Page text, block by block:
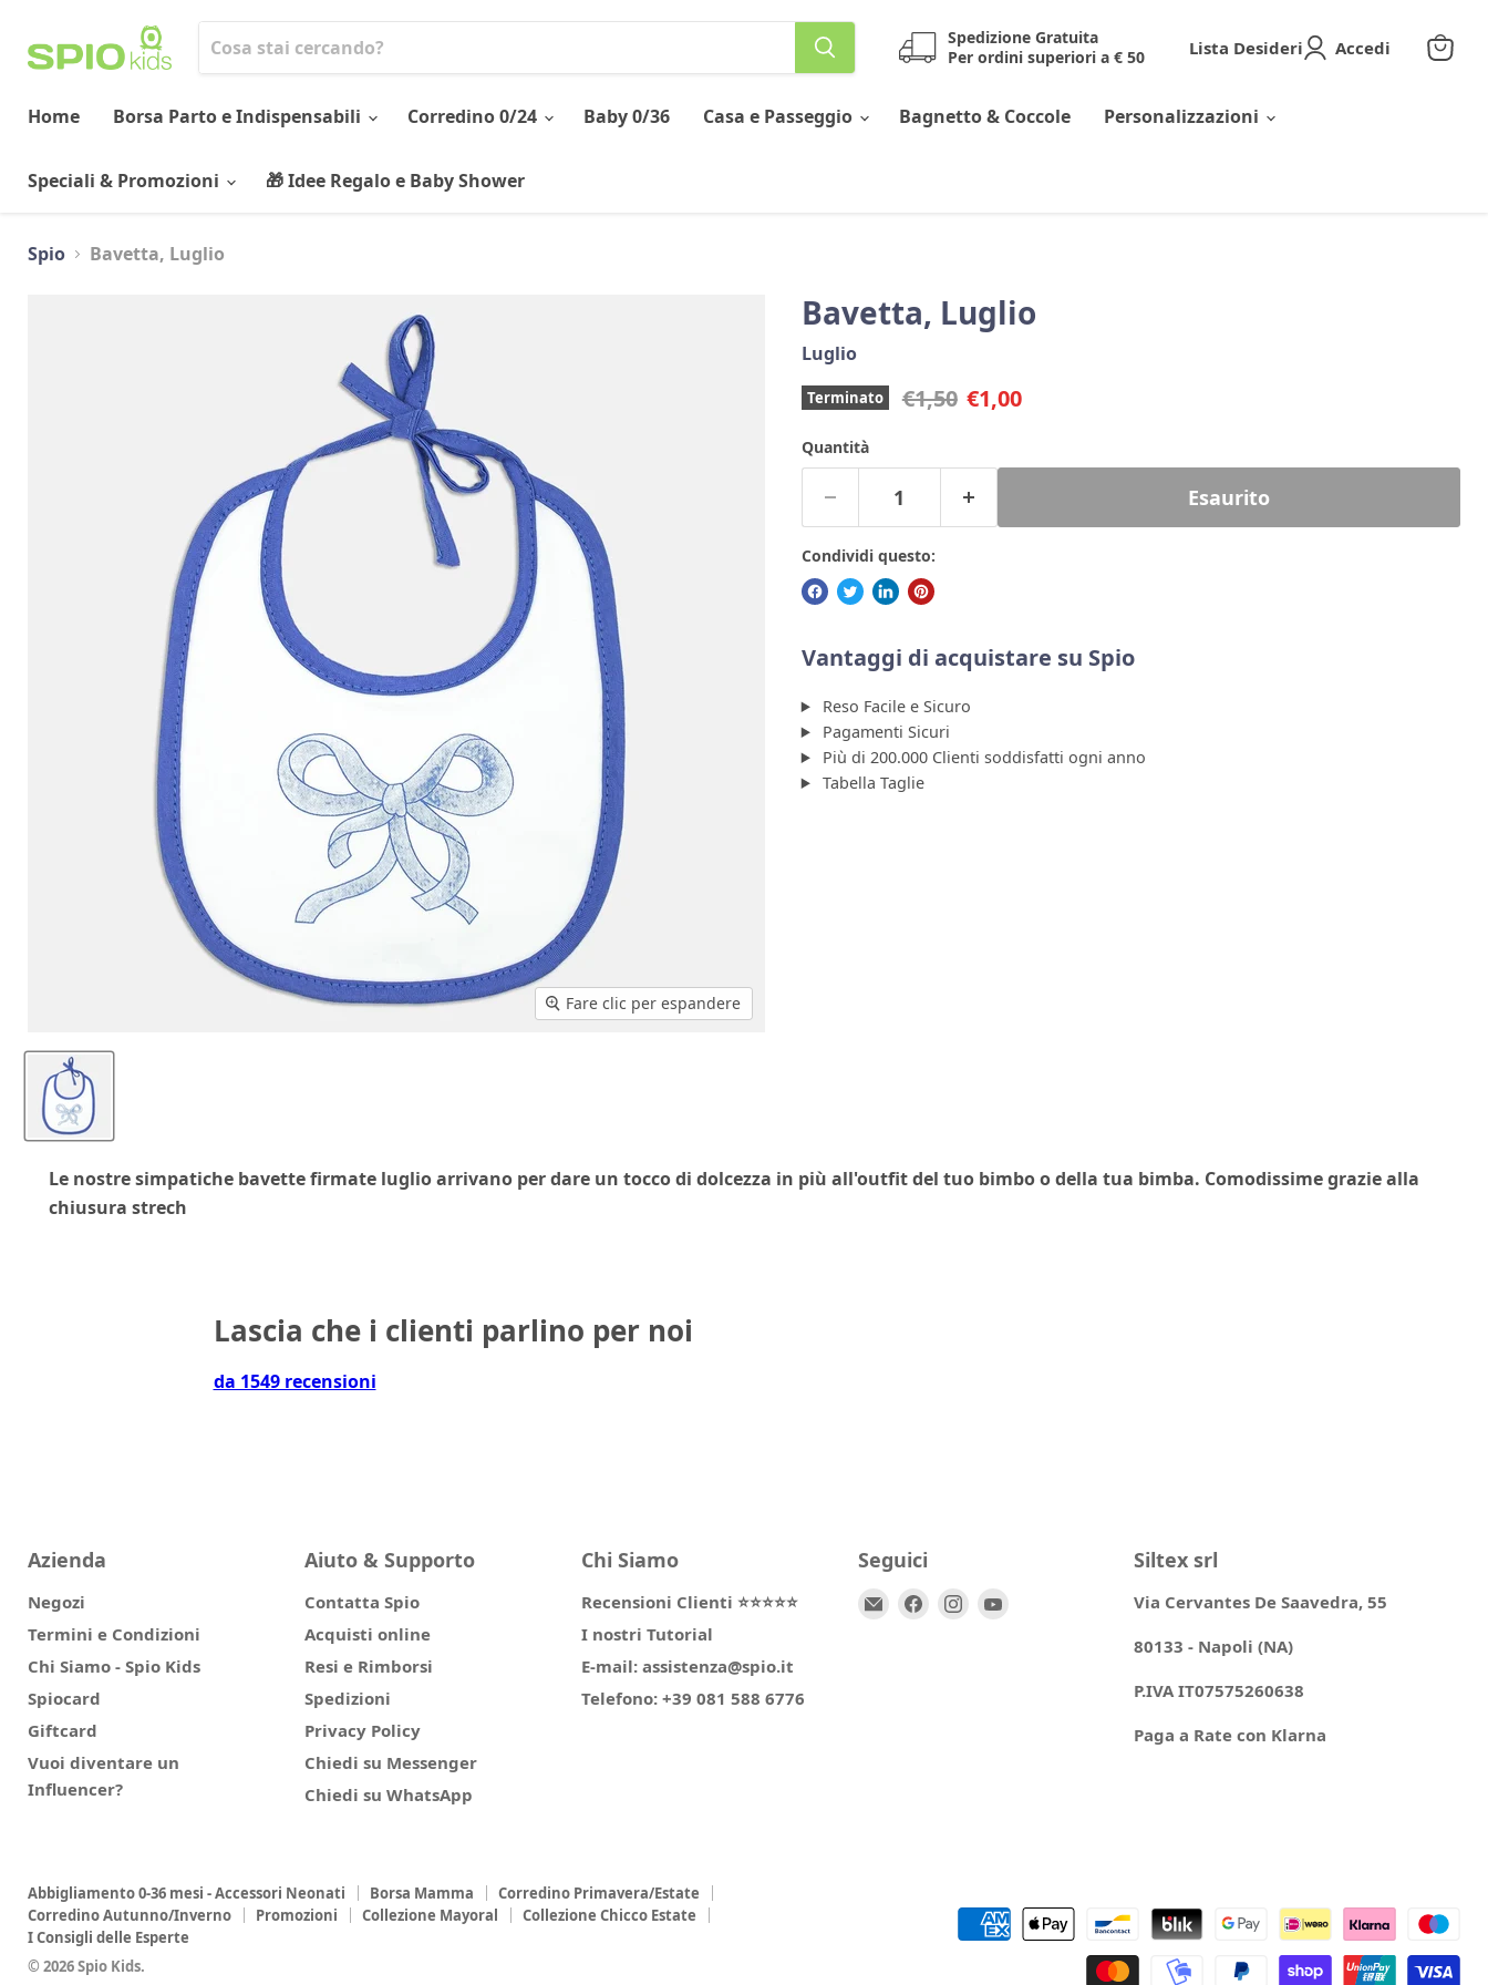
Spedizione Gratuita
Per ordini superiori a € 50
Lista Desideri Accedi
Home Borsa Parto e Indispensabili Corredino 0/24 Baby 0/36 Casa e Passeggio Bagnetto & Coccole Personalizzazioni
Speciali & Promozioni 🎁 Idee Regalo e Baby Shower
Spio Bavetta, Luglio
Fare clic per espandere
Bavetta, Luglio
Luglio
Terminato Prezzo originale
€1,50 Prezzo corrente
€1,00
Quantità
Esaurito
Condividi questo:
Vantaggi di acquistare su Spio
Reso Facile e Sicuro
Pagamenti Sicuri
Più di 200.000 Clienti soddisfatti ogni anno
Tabella Taglie
Le nostre simpatiche bavette firmate luglio arrivano per dare un tocco di dolcezza in più all'outfit del tuo bimbo o della tua bimba. Comodissime grazie alla
chiusura strech
Lascia che i clienti parlino per noi
da 1549 recensioni
Azienda
Negozi
Termini e Condizioni
Chi Siamo - Spio Kids
Spiocard
Giftcard
Vuoi diventare un
Influencer?
Aiuto & Supporto
Contatta Spio
Acquisti online
Resi e Rimborsi
Spedizioni
Privacy Policy
Chiedi su Messenger
Chiedi su WhatsApp
Chi Siamo
Recensioni Clienti ⭐⭐⭐⭐⭐
I nostri Tutorial
E-mail: assistenza@spio.it
Telefono: +39 081 588 6776
Seguici
Email
TrovaciTrovaci
Siltex srl
Via Cervantes De Saavedra, 55
80133 - Napoli (NA)
P.IVA IT07575260638
Paga a Rate con Klarna
Abbigliamento 0-36 mesi - Accessori Neonati Borsa Mamma
Corredino Primavera/Estate
Corredino Autunno/Inverno
Promozioni Collezione Mayoral
Collezione Chicco Estate
I Consigli delle Esperte
© 2026 Spio Kids.